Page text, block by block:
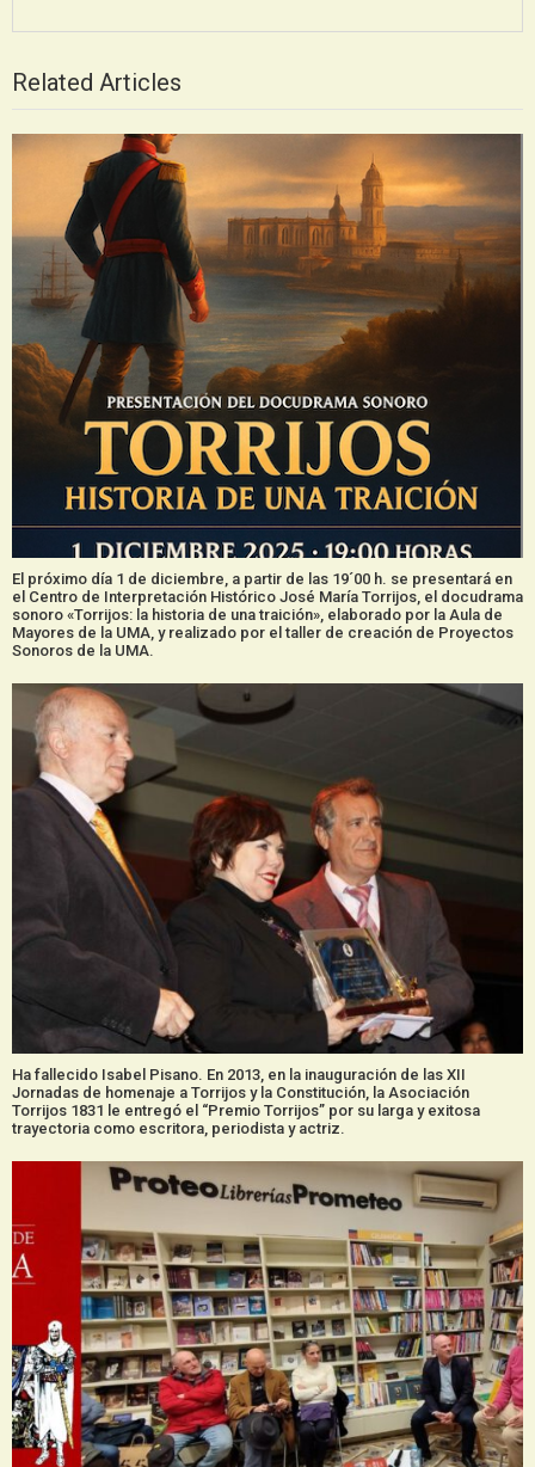
Related Articles
El próximo día 1 de diciembre, a partir de las 19´00 h. se presentará en
el Centro de Interpretación Histórico José María Torrijos, el docudrama
sonoro «Torrijos: la historia de una traición», elaborado por la Aula de
Mayores de la UMA, y realizado por el taller de creación de Proyectos
Sonoros de la UMA.
Ha fallecido Isabel Pisano. En 2013, en la inauguración de las XII
Jornadas de homenaje a Torrijos y la Constitución, la Asociación
Torrijos 1831 le entregó el “Premio Torrijos” por su larga y exitosa
trayectoria como escritora, periodista y actriz.